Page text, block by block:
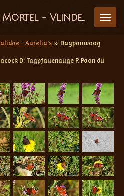
Frans van de Mortel - Vlinderfotografie
- Aurelia's » Dagpauwoog
D: Tagpfauenauge F: Paon du